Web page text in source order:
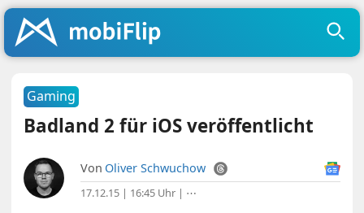
Gaming
Badland 2 für iOS veröffentlicht
Von Oliver Schwuchow
17.12.15 | 16:45 Uhr | ⋯